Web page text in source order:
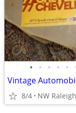
• • • • •
Vintage
8/4 NW Raleigh